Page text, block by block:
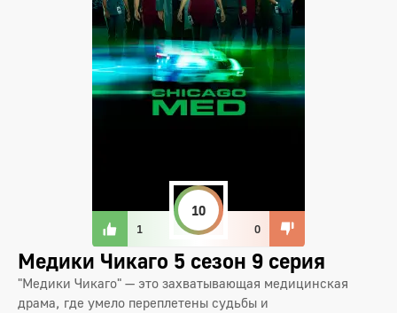
1
10
0
Медики Чикаго 5 сезон 9 серия
"Медики Чикаго" — это захватывающая медицинская
драма, где умело переплетены судьбы и